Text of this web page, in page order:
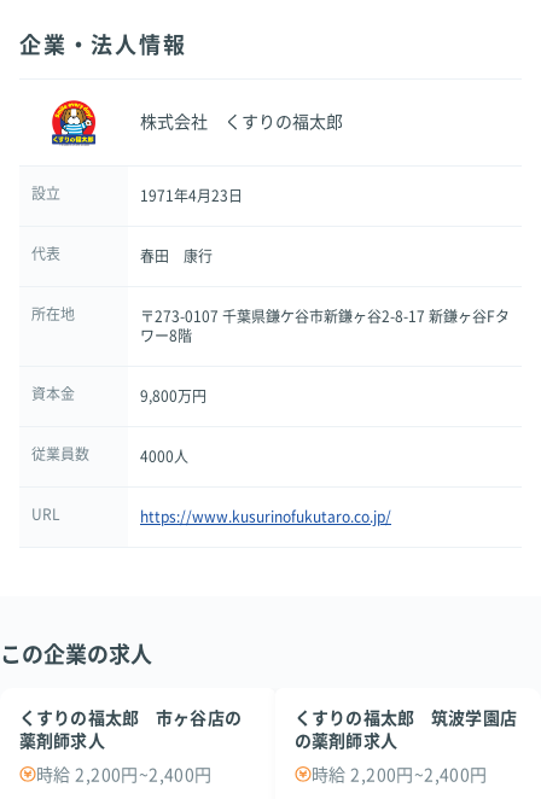
企業・法人情報
株式会社 くすりの福太郎
設立 1971年4月23日
代表 春田 康行
所在地
〒273-0107 千葉県鎌ケ谷市新鎌ヶ谷2-8-17 新鎌ヶ谷Fタ
ワー8階
資本金 9,800万円
従業員数 4000人
URL https://www.kusurinofukutaro.co.jp/
この企業の求人
くすりの福太郎 市ヶ谷店の
薬剤師求人
時給 2,200円~2,400円
くすりの福太郎 筑波学園店
の薬剤師求人
時給 2,200円~2,400円